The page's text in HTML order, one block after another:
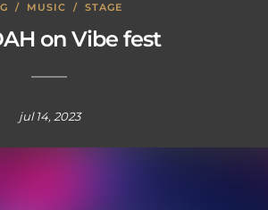
/ MUSIC /STAGE
on Vibe fest
jul 14, 2023